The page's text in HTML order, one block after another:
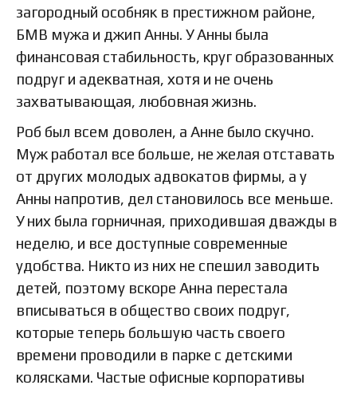
загородный особняк в престижном районе,
БМВ мужа и джип Анны. У Анны была
финансовая стабильность, круг образованных
подруг и адекватная, хотя и не очень
захватывающая, любовная жизнь.
Роб был всем доволен, а Анне было скучно.
Муж работал все больше, не желая отставать
от других молодых адвокатов фирмы, а у
Анны напротив, дел становилось все меньше.
У них была горничная, приходившая дважды в
неделю, и все доступные современные
удобства. Никто из них не спешил заводить
детей, поэтому вскоре Анна перестала
вписываться в общество своих подруг,
которые теперь большую часть своего
времени проводили в парке с детскими
колясками. Частые офисные корпоративы